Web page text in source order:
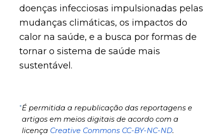
doenças infecciosas impulsionadas pelas
mudanças climáticas, os impactos do
calor na saúde, e a busca por formas de
tornar o sistema de saúde mais
sustentável.
*É permitida a republicação das reportagens e
artigos em meios digitais de acordo com a
licença Creative Commons CC-BY-NC-ND.